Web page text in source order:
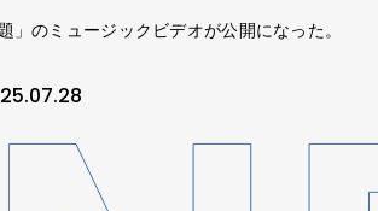
」のミュージックビデオが公開になった。